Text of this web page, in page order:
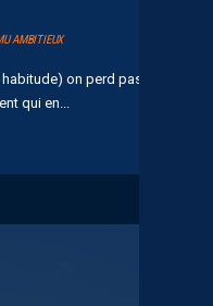
AMBITIEUX
on perd pas
qui en...